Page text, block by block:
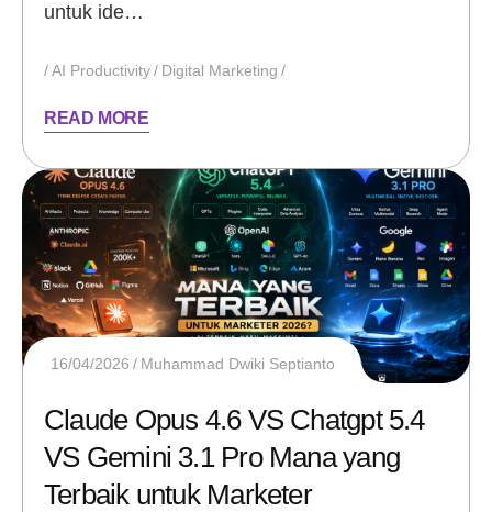
untuk ide…
AI Productivity Digital Marketing
READ MORE
16/04/2026 Muhammad Dwiki Septianto
Claude Opus 4.6 VS Chatgpt 5.4
VS Gemini 3.1 Pro Mana yang
Terbaik untuk Marketer